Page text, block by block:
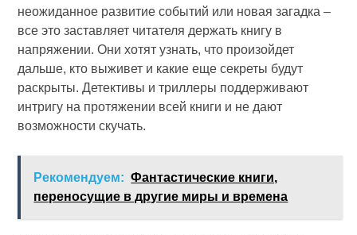
неожиданное развитие событий или новая загадка –
все это заставляет читателя держать книгу в
напряжении. Они хотят узнать, что произойдет
дальше, кто выживет и какие еще секреты будут
раскрыты. Детективы и триллеры поддерживают
интригу на протяжении всей книги и не дают
возможности скучать.
Рекомендуем: Фантастические книги,
переносущие в другие миры и времена